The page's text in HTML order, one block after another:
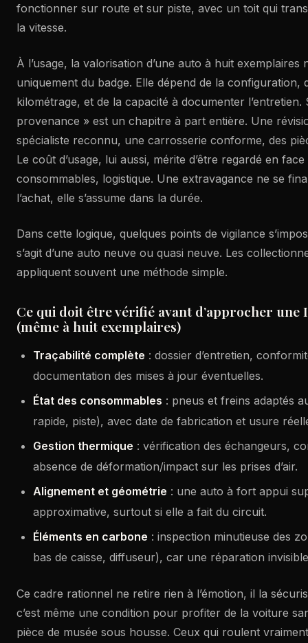
fonctionner sur route et sur piste, avec un toit qui
la vitesse.
À l’usage, la valorisation d’une auto à huit exemplaires
uniquement du badge. Elle dépend de la configuration,
kilométrage, et de la capacité à documenter
provenance » est un chapitre à part entière. Une
spécialiste reconnu, une carrosserie conforme, des
Le coût d’usage, lui aussi, mérite d’être regardé en
consommables, logistique. Une extravagance ne se
l’achat, elle s’assume dans la durée.
Dans cette logique, quelques points de vigilance
s’agit d’une auto neuve ou quasi neuve. Les
appliquent souvent une méthode simple.
Ce qui doit être vérifié avant d’approcher une
(même à huit exemplaires)
Traçabilité complète : dossier d’entretien,
documentation des mises à jour éventuelles.
État des consommables : pneus et freins adaptés
rapide, piste), avec date de fabrication et usure
Gestion thermique : vérification des échangeurs,
absence de déformation/impact sur les prises d’air.
Alignement et géométrie : une auto à fort appui
approximative, surtout si elle a fait du circuit.
Éléments en carbone : inspection minutieuse des
bas de caisse, diffuseur), car une réparation
Ce cadre rationnel ne retire rien à l’émotion, il la
c’est même une condition pour profiter de la voiture
pièce de musée sous housse. Ceux qui roulent